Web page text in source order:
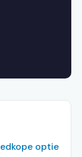
optie